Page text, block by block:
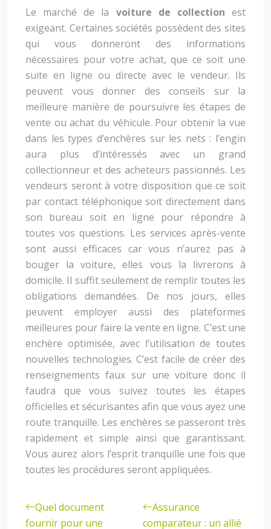
Le marché de la voiture de collection est
exigeant. Certaines sociétés possèdent des sites
qui vous donneront des informations
nécessaires pour votre achat, que ce soit une
suite en ligne ou directe avec le vendeur. Ils
peuvent vous donner des conseils sur la
meilleure manière de poursuivre les étapes de
vente ou achat du véhicule. Pour obtenir la vue
dans les types d’enchères sur les nets : l’engin
aura plus d’intéressés avec un grand
collectionneur et des acheteurs passionnés. Les
vendeurs seront à votre disposition que ce soit
par contact téléphonique soit directement dans
son bureau soit en ligne pour répondre à
toutes vos questions. Les services après-vente
sont aussi efficaces car vous n’aurez pas à
bouger la voiture, elles vous la livrerons à
domicile. Il suffit seulement de remplir toutes les
obligations demandées. De nos jours, elles
peuvent employer aussi des plateformes
meilleures pour faire la vente en ligne. C’est une
enchère optimisée, avec l’utilisation de toutes
nouvelles technologies. C’est facile de créer des
renseignements faux sur une voiture donc il
faudra que vous suivez toutes les étapes
officielles et sécurisantes afin que vous ayez une
route tranquille. Les enchères se passeront très
rapidement et simple ainsi que garantissant.
Vous aurez alors l’esprit tranquille une fois que
toutes les procédures seront appliquées.
Quel document
fournir pour une
Assurance
comparateur : un allié